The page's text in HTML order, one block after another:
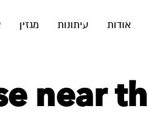
אודות עיתונות מגזין
near